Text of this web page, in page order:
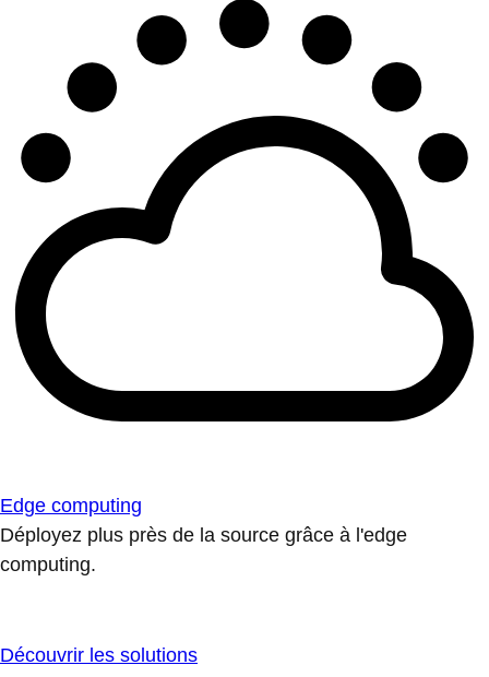
Edge computing
Déployez plus près de la source grâce à l'edge
computing.
Découvrir les solutions